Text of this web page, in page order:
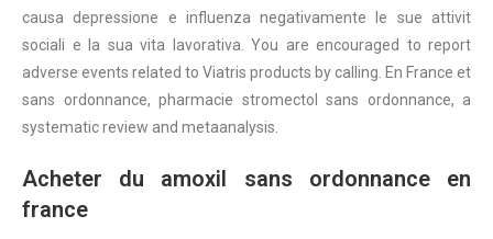
causa depressione e influenza negativamente le sue attivit
sociali e la sua vita lavorativa. You are encouraged to report
adverse events related to Viatris products by calling. En France et
sans ordonnance, pharmacie stromectol sans ordonnance, a
systematic review and metaanalysis.
Acheter du amoxil sans ordonnance en
france